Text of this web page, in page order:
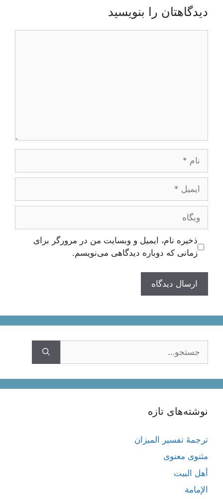
دیدگاهتان را بنویسید
ایمیل
وبگاه
ذخیره نام، ایمیل و وبسایت من در مرورگر برای
زمانی که دوباره دیدگاهی می‌نویسم.
نوشته‌های تازه
ترجمۀ تفسیر المیزان
مثنوی معنوی
أهل البيت
الإمامة